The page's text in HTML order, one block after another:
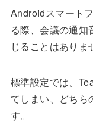
Androidスマート
る際、会議の通
じることはありま
標準設定では、
てしまい、どちら
す。